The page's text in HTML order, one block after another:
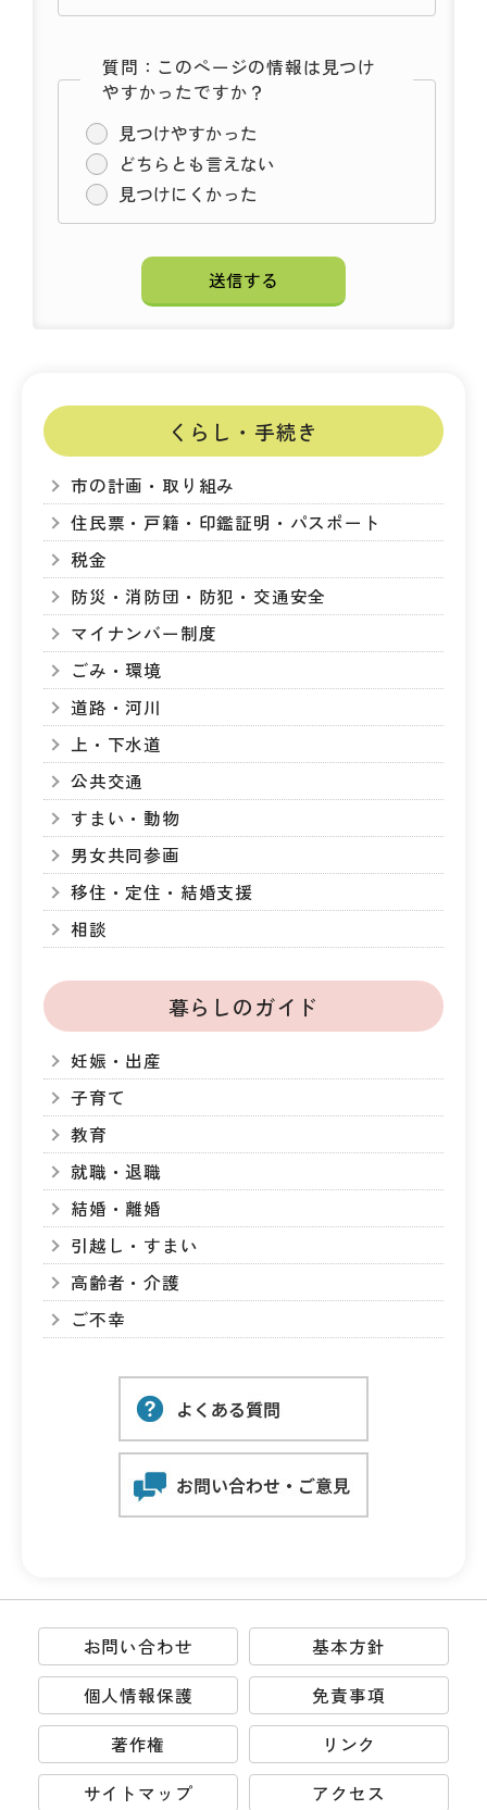
質問：このページの情報は見つけ
やすかったですか？
見つけやすかった
どちらとも言えない
見つけにくかった
くらし・手続き
市の計画・取り組み
住民票・戸籍・印鑑証明・パスポート
税金
防災・消防団・防犯・交通安全
マイナンバー制度
ごみ・環境
道路・河川
上・下水道
公共交通
すまい・動物
男女共同参画
移住・定住・結婚支援
相談
暮らしのガイド
妊娠・出産
子育て
教育
就職・退職
結婚・離婚
引越し・すまい
高齢者・介護
ご不幸
お問い合わせ
基本方針
個人情報保護
免責事項
著作権
リンク
サイトマップ
アクセス